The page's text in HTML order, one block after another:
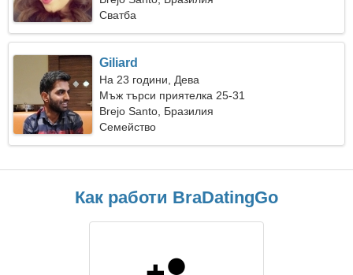
Сватба
Giliard
На 23 години, Дева
Мъж търси приятелка 25-31
Brejo Santo, Бразилия
Семейство
Как работи BraDatingGo